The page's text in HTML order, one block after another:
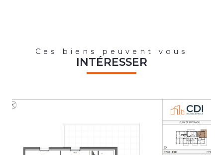
Ces biens peuvent vous
INTÉRESSER